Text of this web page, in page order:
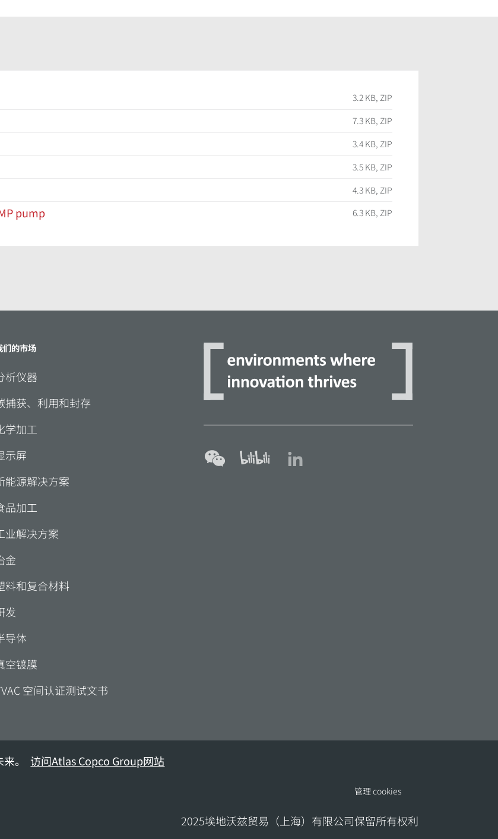
3.2 KB, ZIP
7.3 KB, ZIP
3.4 KB, ZIP
3.5 KB, ZIP
4.3 KB, ZIP
pump 6.3 KB, ZIP
们的市场
析仪器
捕获、利用和封存
学加工
示屏
能源解决方案
品加工
业解决方案
金
料和复合材料
发
导体
空镀膜
空间认证测试文书
。 访问Atlas Copco Group网站
2025埃地沃兹贸易（上海）有限公司保留所有权利
管理 cookies